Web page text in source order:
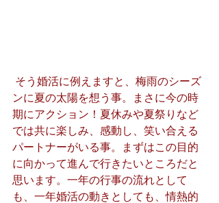
ンに夏の太陽を想う事。まさに今の時
期にアクション！夏休みや夏祭りなど
では共に楽しみ、感動し、笑い合える
パートナーがいる事。まずはこの目的
に向かって進んで行きたいところだと
思います。一年の行事の流れとして
も、一年婚活の動きとしても、情熱的